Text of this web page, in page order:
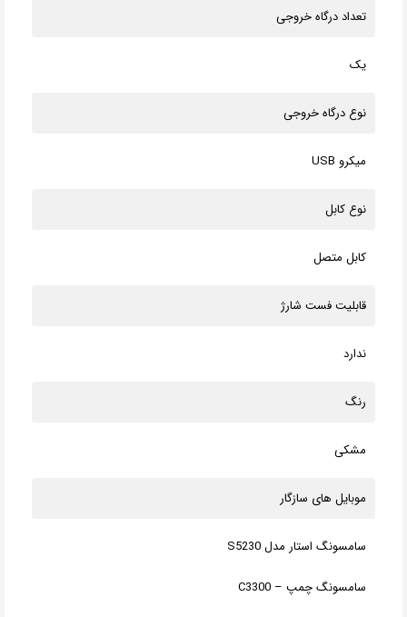
تعداد درگاه خروجی
یک
نوع درگاه خروجی
میکرو USB
نوع کابل
کابل متصل
قابلیت فست شارژ
ندارد
رنگ
مشکی
موبایل های سازگار
سامسونگ استار مدل S5230
سامسونگ چمپ – C3300